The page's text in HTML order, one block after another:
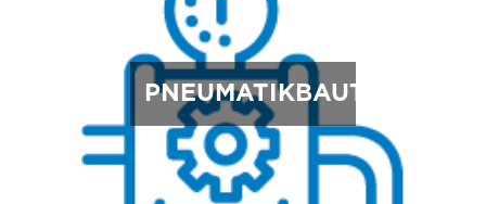
PNEUMATIKBAUTEILE